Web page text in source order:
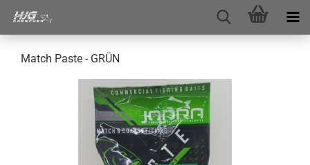
Match Paste - GRÜN